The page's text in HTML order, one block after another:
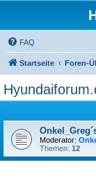
FAQ
Startseite Foren-
Moderator:
Themen: 12